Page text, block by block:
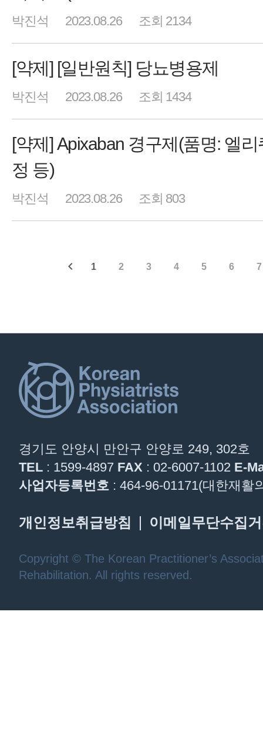
박진석 2023.08.26 조회 2134
[약제] [일반원칙] 당뇨병용제
박진석 2023.08.26 조회 1434
[약제] Apixaban 경구제(품명: 엘리
정 등)
박진석 2023.08.26 조회 803
1 2 3 4 5 6 7
경기도 안양시 만안구 안양로 249, 302호
TEL : 1599-4897 FAX : 02-6007-1102 E-
사업자등록번호 : 464-96-01171(대한재활
개인정보취급방침 이메일무단수집
Copyright © The Korean Practitioner’s
Rehabilitation. All rights reserved.